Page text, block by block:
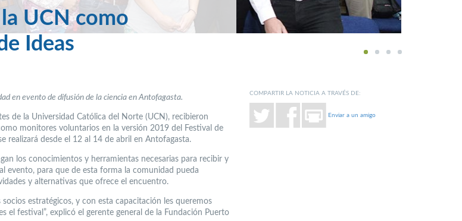
1 2 3 4
UCN como
Ideas
en evento de difusión de la ciencia en Antofagasta.
de la Universidad Católica del Norte (UCN), recibieron
monitores voluntarios en la versión 2019 del Festival de
realizará desde el 12 al 14 de abril en Antofagasta.
los conocimientos y herramientas necesarias para recibir y
evento, para que de esta forma la comunidad pueda
y alternativas que ofrece el encuentro.
socios estratégicos, y con esta capacitación les queremos
el festival”, explicó el gerente general de la Fundación Puerto
COMPARTIR LA NOTICIA A TRAVÉS DE:
Enviar a un amigo